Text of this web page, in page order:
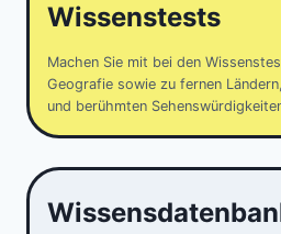
Wissenstests
Machen Sie mit bei den
Geografie sowie zu fernen
und berühmten